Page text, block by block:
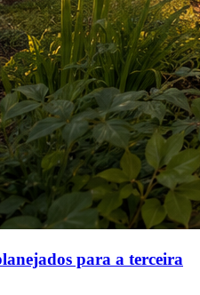
para a terceira